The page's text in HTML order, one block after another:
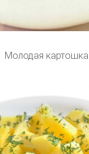
Молодая картошка